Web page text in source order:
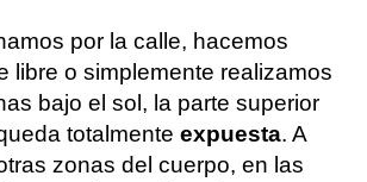
por la calle, hacemos
libre o simplemente realizamos
bajo el sol, la parte superior
totalmente expuesta. A
zonas del cuerpo, en las